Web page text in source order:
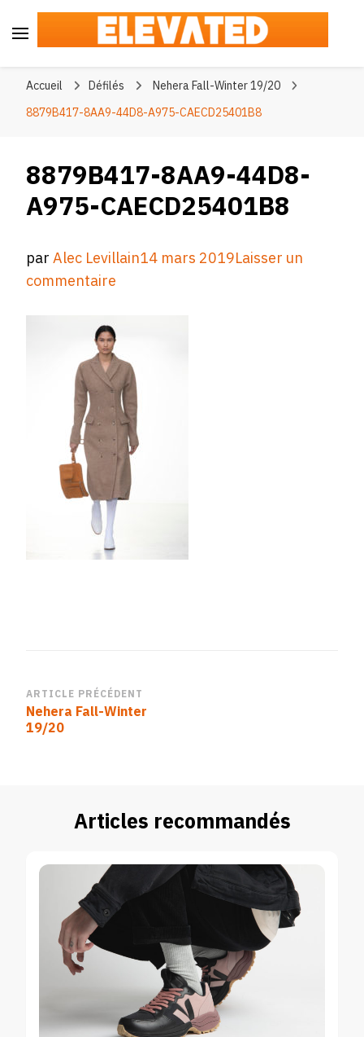
Accueil Défilés
Nehera Fall-Winter 19/20
8879B417-8AA9-44D8-A975-CAECD25401B8
8879B417-8AA9-44D8-
A975-CAECD25401B8
parAlec Levillain14 mars 2019Laisser un
commentaire
8AA9-
A975-
CAECD25401B8
Navigation
d’article
ARTICLE PRÉCÉDENT
Nehera Fall-Winter
19/20
Articles recommandés